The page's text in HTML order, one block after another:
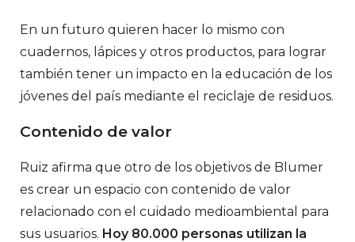
En un futuro quieren hacer lo mismo con
cuadernos, lápices y otros productos, para lograr
también tener un impacto en la educación de los
jóvenes del país mediante el reciclaje de residuos.
Contenido de valor
Ruiz afirma que otro de los objetivos de Blumer
es crear un espacio con contenido de valor
relacionado con el cuidado medioambiental para
sus usuarios. Hoy 80.000 personas utilizan la